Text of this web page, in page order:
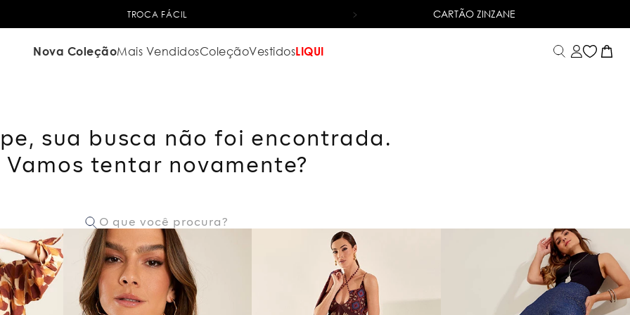
TROCA FÁCIL 6X SEM JUROSNO CARTÃO DE CRÉDITO
CARTÃO ZINZANE
Nova ColeçãoMais VendidosColeçãoVestidosLIQUI
sua busca não foi encontrada.
Vamos tentar novamente?